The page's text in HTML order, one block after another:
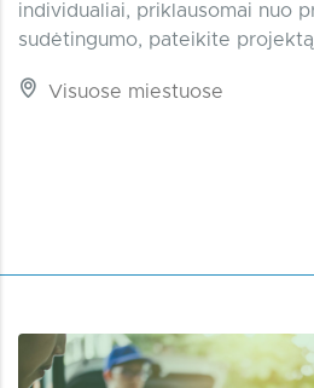
individualiai, priklausomai nuo
sudėtingumo, pateikite
Visuose miestuose